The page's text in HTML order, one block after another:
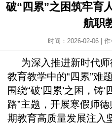
破“四累”之困筑牢育
航职
时间：2026-02-06 |
为深入推进新时代
教育教学中的“四累”难
围绕“破‘四累’之困，铸‘
路”主题，开展寒假师
期教育高质量发展注入